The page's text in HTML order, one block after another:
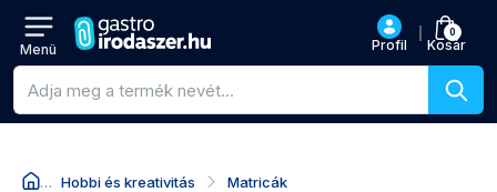
Menü Profil
0
Kosár
Termékkeresés
Hobbi és kreativitás Matricák